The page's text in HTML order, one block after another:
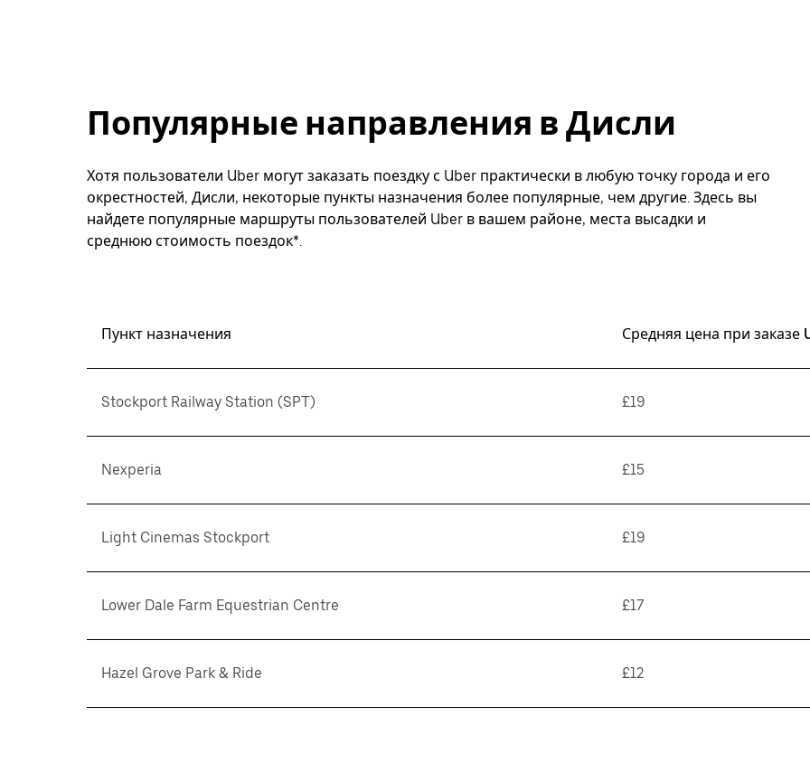
Популярные направления в Дисли
Хотя пользователи Uber могут заказать поездку с Uber практически в любую точку города и его
окрестностей, Дисли, некоторые пункты назначения более популярные, чем другие. Здесь вы
найдете популярные маршруты пользователей Uber в вашем районе, места высадки и
среднюю стоимость поездок*.
Пункт назначения Средняя цена при заказе
Stockport Railway Station (SPT) £19
Nexperia £15
Light Cinemas Stockport £19
Lower Dale Farm Equestrian Centre £17
Hazel Grove Park & Ride £12